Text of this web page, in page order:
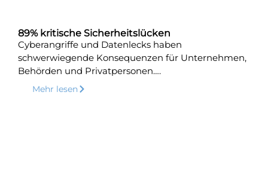
89% kritische Sicherheitslücken
Cyberangriffe und Datenlecks haben
schwerwiegende Konsequenzen für Unternehmen,
Behörden und Privatpersonen….
Mehr lesen